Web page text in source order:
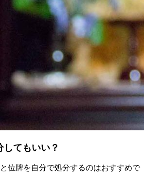
てもいい？
位牌を自分で処分するのはおすすめで